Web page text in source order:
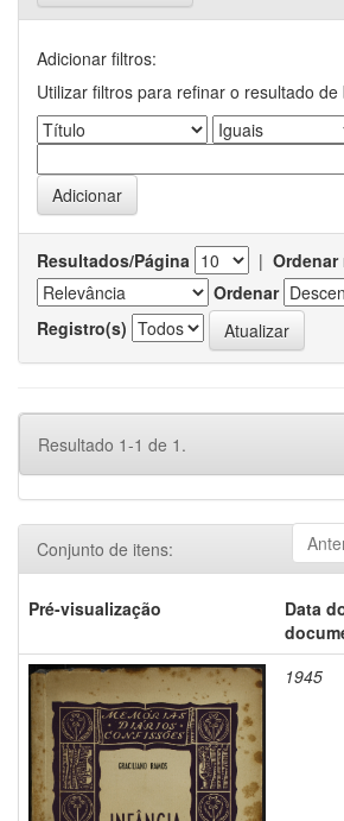
Adicionar filtros:
Utilizar filtros para refinar o resultado de
Resultados/Página |
Ordenar
Registro(s)
Resultado 1-1 de 1.
Conjunto de itens:
Pré-visualização
Data
1945